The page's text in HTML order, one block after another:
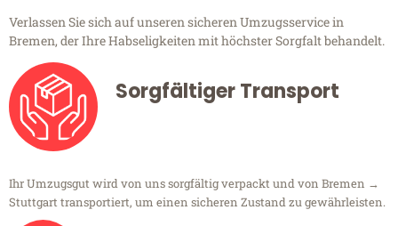
Verlassen Sie sich auf unseren sicheren Umzugsservice in
Bremen, der Ihre Habseligkeiten mit höchster Sorgfalt behandelt.
Sorgfältiger Transport
Ihr Umzugsgut wird von uns sorgfältig verpackt und von Bremen →
Stuttgart transportiert, um einen sicheren Zustand zu gewährleisten.